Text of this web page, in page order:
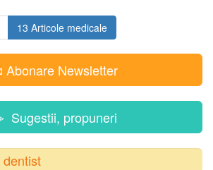
13 Articole medicale
Abonare Newsletter
Sugestii, propuneri